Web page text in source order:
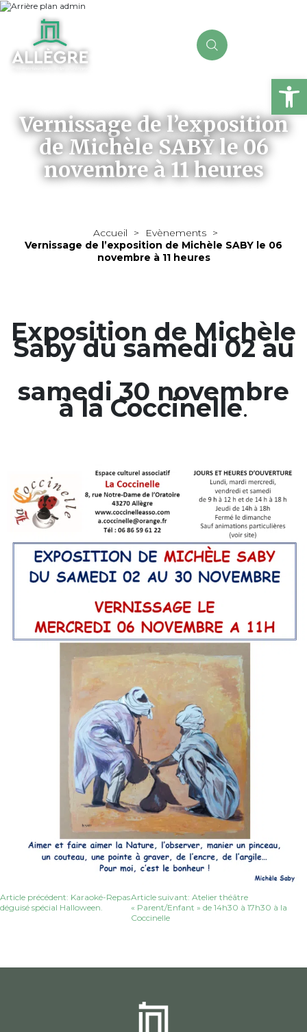
Vernissage de l’exposition
de Michèle SABY le 06
novembre à 11 heures
Accueil > Evènements >
Vernissage de l’exposition de Michèle SABY le 06
novembre à 11 heures
Exposition de Michèle
Saby du samedi 02 au
samedi 30 novembre
à la Coccinelle.
Navigation
Article précédent: Karaoké-Repas
déguisé spécial Halloween.
Article suivant: Atelier théâtre
« Parent/Enfant » de 14h30 à 17h30 à la
Coccinelle